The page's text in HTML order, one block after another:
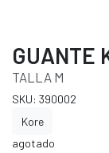
GUANTE
TALLA M
SKU: 390002
Kore
agotado